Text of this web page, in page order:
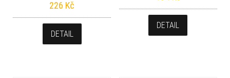
226 Kč
DETAIL
DETAIL